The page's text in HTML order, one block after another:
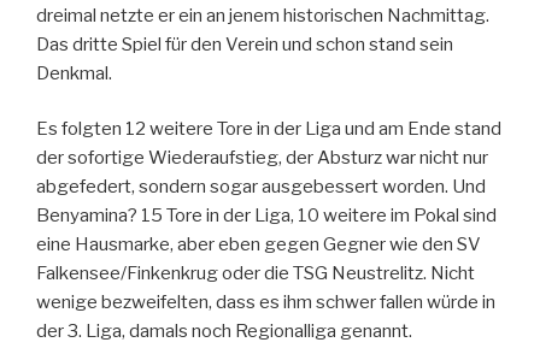
dreimal netzte er ein an jenem historischen Nachmittag.
Das dritte Spiel für den Verein und schon stand sein
Denkmal.
Es folgten 12 weitere Tore in der Liga und am Ende stand
der sofortige Wiederaufstieg, der Absturz war nicht nur
abgefedert, sondern sogar ausgebessert worden. Und
Benyamina? 15 Tore in der Liga, 10 weitere im Pokal sind
eine Hausmarke, aber eben gegen Gegner wie den SV
Falkensee/Finkenkrug oder die TSG Neustrelitz. Nicht
wenige bezweifelten, dass es ihm schwer fallen würde in
der 3. Liga, damals noch Regionalliga genannt.